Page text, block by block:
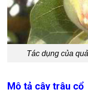
Tác dụng của
Mô tả cây trâu cổ